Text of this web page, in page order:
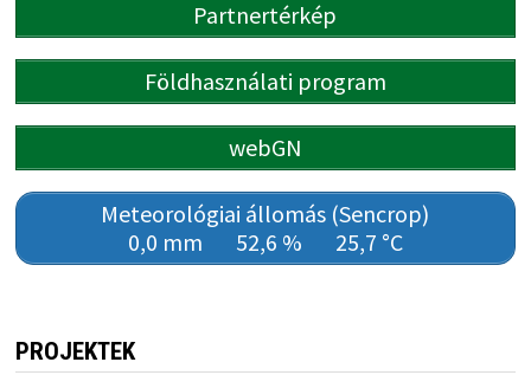
Partnertérkép
Földhasználati program
webGN
Meteorológiai állomás (Sencrop)
0,0 mm
52,6 % 25,7 °C
PROJEKTEK